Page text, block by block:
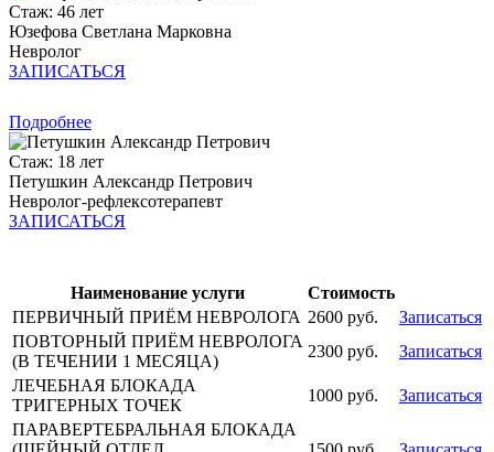
Стаж: 46 лет
Юзефова Светлана Марковна
Невролог
ЗАПИСАТЬСЯ
Подробнее
Стаж: 18 лет
Петушкин Александр Петрович
Невролог-рефлексотерапевт
ЗАПИСАТЬСЯ
Наименование услуги
Стоимость
ПЕРВИЧНЫЙ ПРИЁМ НЕВРОЛОГА 2600 руб.
Записаться
ПОВТОРНЫЙ ПРИЁМ НЕВРОЛОГА
(В ТЕЧЕНИИ 1 МЕСЯЦА)
2300 руб.
Записаться
ЛЕЧЕБНАЯ БЛОКАДА
ТРИГЕРНЫХ ТОЧЕК
1000 руб.
Записаться
ПАРАВЕРТЕБРАЛЬНАЯ БЛОКАДА